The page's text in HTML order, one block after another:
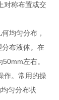
对称布置或交
均匀分布，
布液体。在
左右。
作。常用的操
匀分布状